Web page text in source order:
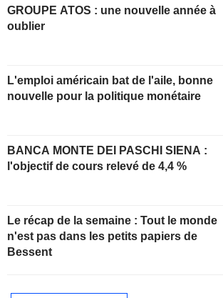
GROUPE ATOS : une nouvelle année à
oublier
L'emploi américain bat de l'aile, bonne
nouvelle pour la politique monétaire
BANCA MONTE DEI PASCHI SIENA :
l'objectif de cours relevé de 4,4 %
Le récap de la semaine : Tout le monde
n'est pas dans les petits papiers de
Bessent